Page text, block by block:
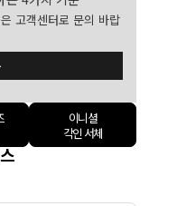
고객센터로 문의 바랍
이니셜
각인 서체